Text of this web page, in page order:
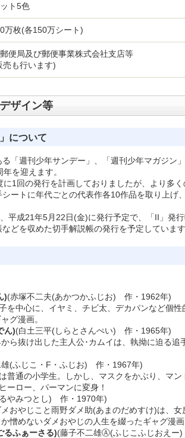
ト5色
万枚(各150万シート)
便局及び郵便事業株式会社支店等
売も行います)
ザイン等
について
「週刊少年サンデー」、「週刊少年マガジン
を迎えます。
1回の発行を計画しておりましたが、より多
ートに年代ごとの代表作各10作品を取り上げ
平成21年5月22日(金)に発行予定で、「II」発
どを収めた切手解説帳の発行を予定しています
)(赤塚不二夫(あかつかふじお) 作・1962年)
を中心に、イヤミ、チビ太、デカパンなど個
グ漫画。
ん)(白土三平(しらとさんぺい) 作・1965年)
ら抜け出した主人公･カムイは、執拗に迫る追
雄(ふじこ・F・ふじお) 作・1967年)
普通の小学生。しかし、マスクをかぶり、マ
ーロー、パーマンに変身！
やみつとし) 作・1970年)
おやじこと雨野ダメ助(あまのだめすけ)は、
憎めないダメおやじの人生を綴ったギャグ漫画
るふぁーさる)(藤子不二雄Ⓐ(ふじこふじおえ